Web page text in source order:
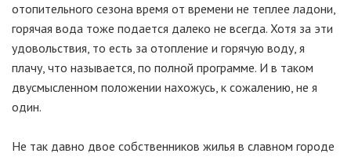
отопительного сезона время от времени не теплее ладони,
горячая вода тоже подается далеко не всегда. Хотя за эти
удовольствия, то есть за отопление и горячую воду, я
плачу, что называется, по полной программе. И в таком
двусмысленном положении нахожусь, к сожалению, не я
один.
Не так давно двое собственников жилья в славном городе